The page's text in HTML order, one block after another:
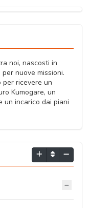
noi, nascosti in
nuove missioni.
ricevere un
Kumogare, un
un incarico dai piani